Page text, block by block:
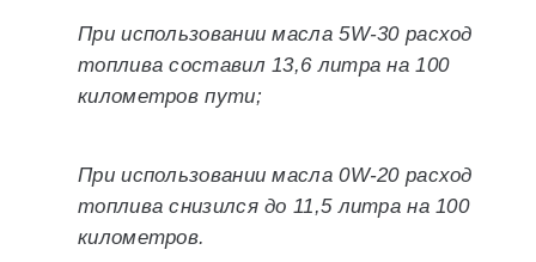
При использовании масла 5W-30 расход
топлива составил 13,6 литра на 100
километров пути;
При использовании масла 0W-20 расход
топлива снизился до 11,5 литра на 100
километров.